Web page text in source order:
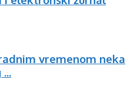
vremenom neka